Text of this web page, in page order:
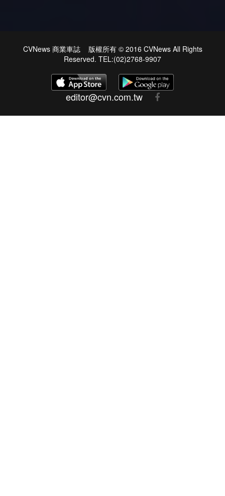
CVNews 商業車誌 版權所有 © 2016 CVNews All Rights
Reserved. TEL:(02)2768-9907
editor@cvn.com.tw